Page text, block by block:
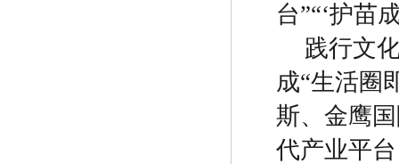
台”“‘护苗
践行文
成“生活圈
斯、金鹰
代产业平